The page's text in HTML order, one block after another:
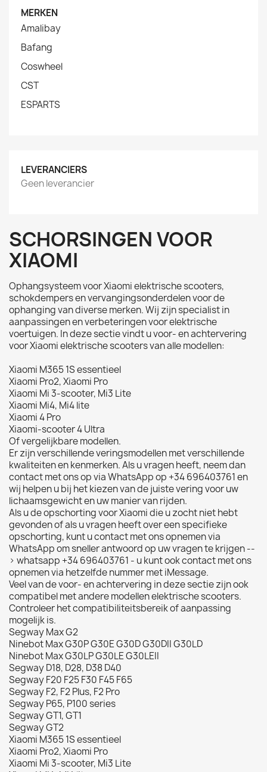
MERKEN
Amalibay
Bafang
Coswheel
CST
ESPARTS
LEVERANCIERS
Geen leverancier
SCHORSINGEN VOOR
XIAOMI
Ophangsysteem voor Xiaomi elektrische scooters,
schokdempers en vervangingsonderdelen voor de
ophanging van diverse merken. Wij zijn specialist in
aanpassingen en verbeteringen voor elektrische
voertuigen. In deze sectie vindt u voor- en achtervering
voor Xiaomi elektrische scooters van alle modellen:
Xiaomi M365 1S essentieel
Xiaomi Pro2, Xiaomi Pro
Xiaomi Mi 3-scooter, Mi3 Lite
Xiaomi Mi4, Mi4 lite
Xiaomi 4 Pro
Xiaomi-scooter 4 Ultra
Of vergelijkbare modellen.
Er zijn verschillende veringsmodellen met verschillende
kwaliteiten en kenmerken. Als u vragen heeft, neem dan
contact met ons op via WhatsApp op +34 696403761 en
wij helpen u bij het kiezen van de juiste vering voor uw
lichaamsgewicht en uw manier van rijden.
Als u de opschorting voor Xiaomi die u zocht niet hebt
gevonden of als u vragen heeft over een specifieke
opschorting, kunt u contact met ons opnemen via
WhatsApp om sneller antwoord op uw vragen te krijgen --
> whatsapp +34 696403761 - u kunt ook contact met ons
opnemen via hetzelfde nummer met iMessage.
Veel van de voor- en achtervering in deze sectie zijn ook
compatibel met andere modellen elektrische scooters.
Controleer het compatibiliteitsbereik of aanpassing
mogelijk is.
Segway Max G2
Ninebot Max G30P G30E G30D G30DII G30LD
Ninebot Max G30LP G30LE G30LEII
Segway D18, D28, D38 D40
Segway F20 F25 F30 F45 F65
Segway F2, F2 Plus, F2 Pro
Segway P65, P100 series
Segway GT1, GT1
Segway GT2
Xiaomi M365 1S essentieel
Xiaomi Pro2, Xiaomi Pro
Xiaomi Mi 3-scooter, Mi3 Lite